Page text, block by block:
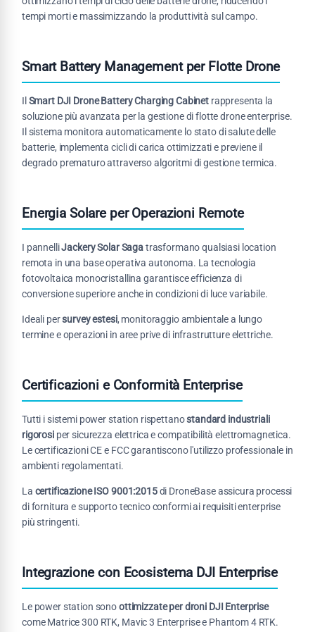
tempi morti e massimizzando la produttività sul campo.
Smart Battery Management per Flotte Drone
Il Smart DJI Drone Battery Charging Cabinet rappresenta la
soluzione più avanzata per la gestione di flotte drone enterprise.
Il sistema monitora automaticamente lo stato di salute delle
batterie, implementa cicli di carica ottimizzati e previene il
degrado prematuro attraverso algoritmi di gestione termica.
Energia Solare per Operazioni Remote
I pannelliJackery Solar Sagatrasformano qualsiasi location
remota in una base operativa autonoma. La tecnologia
fotovoltaica monocristallina garantisce efficienza di
conversione superiore anche in condizioni di luce variabile.
Ideali persurvey estesi, monitoraggio ambientale a lungo
termine e operazioni in aree prive di infrastrutture elettriche.
Certificazioni e Conformità Enterprise
Tutti i sistemi power station rispettanostandard industriali
rigorosiper sicurezza elettrica e compatibilità elettromagnetica.
Le certificazioni CE e FCC garantiscono l'utilizzo professionale in
ambienti regolamentati.
La certificazione ISO 9001:2015di DroneBase assicura processi
di fornitura e supporto tecnico conformi ai requisiti enterprise
più stringenti.
Integrazione con Ecosistema DJI Enterprise
Le power station sonoottimizzate per droni DJI Enterprise
come Matrice 300 RTK, Mavic 3 Enterprise e Phantom 4 RTK.